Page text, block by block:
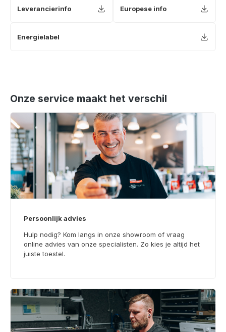
Leverancierinfo Europese info
Energielabel
Onze service maakt het verschil
Persoonlijk advies
Hulp nodig? Kom langs in onze showroom of vraag
online advies van onze specialisten. Zo kies je altijd het
juiste toestel.